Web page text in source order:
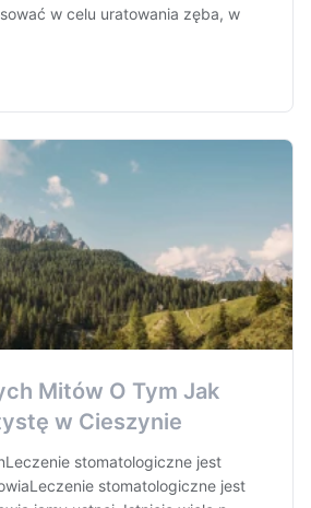
w celu uratowania zęba, w
Mitów O Tym Jak
w Cieszynie
stomatologiczne jest
stomatologiczne jest